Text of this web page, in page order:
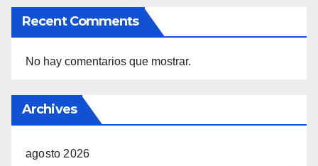
Recent Comments
No hay comentarios que mostrar.
Archives
agosto 2026